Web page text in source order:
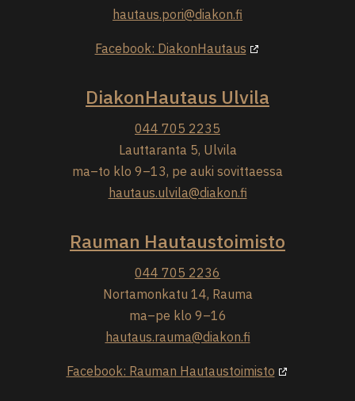
hautaus.pori@diakon.fi
Facebook: DiakonHautaus
DiakonHautaus Ulvila
044 705 2235
Lauttaranta 5, Ulvila
ma–to klo 9–13, pe auki sovittaessa
hautaus.ulvila@diakon.fi
Rauman Hautaustoimisto
044 705 2236
Nortamonkatu 14, Rauma
ma–pe klo 9–16
hautaus.rauma@diakon.fi
Facebook: Rauman Hautaustoimisto